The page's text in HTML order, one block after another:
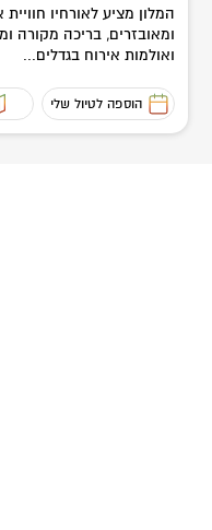
המלון מציע לאורחיו
ומאובזרים, בריכה מקורה
ואולמות אירוח בגדלים...
הוספה לטיול שלי